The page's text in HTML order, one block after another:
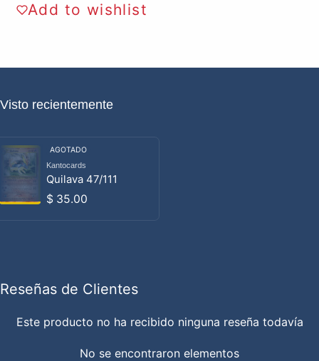
Add to wishlist
Visto recientemente
AGOTADO
Proveedor:
Kantocards
Quilava 47/111
Precio habitual
$ 35.00
Reseñas de Clientes
Este producto no ha recibido ninguna reseña todavía
No se encontraron elementos